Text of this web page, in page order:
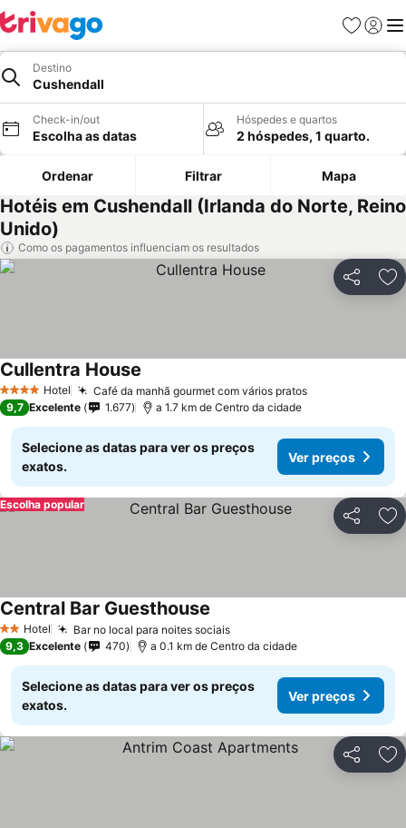
Favoritos
Iniciar
Destino
Cushendall
Check-in/out
Escolha as datas
Hóspedes e quartos
2 hóspedes, 1 quarto.
Ordenar Filtrar Mapa
Hotéis em Cushendall (Irlanda do Norte, Reino
Unido)
Como os pagamentos influenciam os resultados
Partilhar
4 EstrelasHotel Café da manhã gourmet com vários pratosVer preços
Cullentra House
9,7 Excelente 1.677 a 1.7 km de Centro da cidade
Selecione as datas para ver os preços
exatos.
Ver preços
Partilhar
Escolha popular
2 Estrelas
Hotel Bar no local para noites sociaisVer preços
Central Bar Guesthouse
9,3 Excelente 470 a 0.1 km de Centro da cidade
Selecione as datas para ver os preços
exatos.
Ver preços
Partilhar